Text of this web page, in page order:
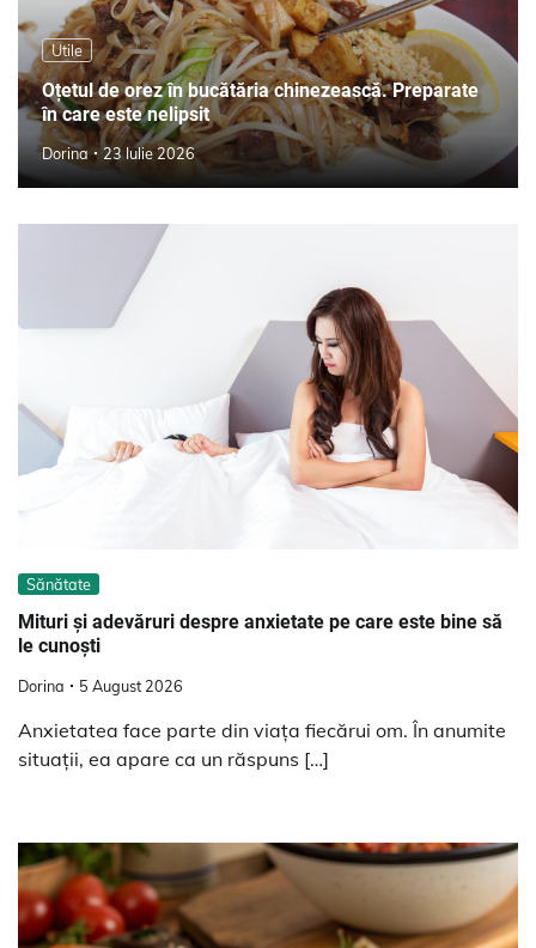
Utile
Oțetul de orez în bucătăria chinezească. Preparate
în care este nelipsit
Dorina 23 Iulie 2026
Sănătate
Mituri și adevăruri despre anxietate pe care este bine să
le cunoști
Dorina 5 August 2026
Anxietatea face parte din viața fiecărui om. În anumite
situații, ea apare ca un răspuns […]